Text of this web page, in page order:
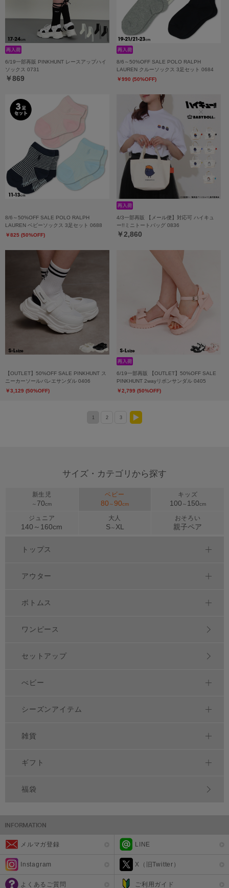
6/19一部再販 PINKHUNT レースアップハイ
ソックス 0731
￥869
8/6～50%OFF SALE POLO RALPH
LAUREN クルーソックス 3足セット 0684
￥990 (50%OFF)
8/6～50%OFF SALE POLO RALPH
LAUREN ベビーソックス 3足セット 0688
￥825 (50%OFF)
4/3一部再販 【メール便】対応可 ハイキュ
ー!!ミニトートバッグ 0836
￥2,860
【OUTLET】50%OFF SALE PINKHUNT ス
ニーカーソールバレエサンダル 0406
￥3,129 (50%OFF)
6/19一部再販 【OUTLET】50%OFF SALE
PINKHUNT 2wayリボンサンダル 0405
￥2,799 (50%OFF)
1 2 3
サイズ・カテゴリから探す
新生児
～ 70cm
ベビー
80 ～90cm
キッズ
100 ～ 150cm
ジュニア
140～ 160cm
大人
S～ XL
おそろい
親子ペア
トップス
アウター
ボトムス
ワンピース
セットアップ
べビー
シーズンアイテム
雑貨
ギフト
福袋
メルマガ登録 LINE
Instagram X（旧Twitter）
よくあるご質問 ご利用ガイド